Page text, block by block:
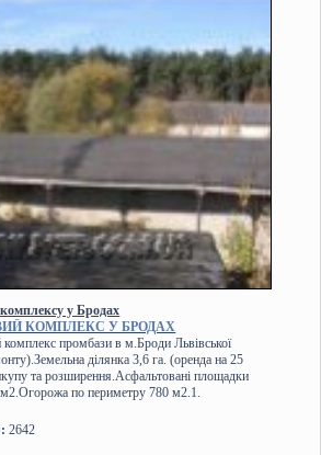
у Бродах
КОМПЛЕКС У БРОДАХ
промбази в м.Броди Львівської
ділянка 3,6 га. (оренда на 25
та розширення.Асфальтовані площадки
по периметру 780 м2.1.
2642